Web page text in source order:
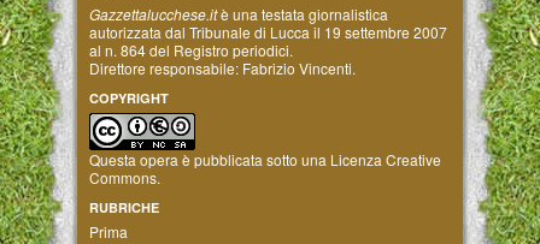
Gazzettalucchese.itè una testata giornalistica
autorizzata dal Tribunale di Lucca il 19 settembre 2007
al n. 864 del Registro periodici.
Direttore responsabile: Fabrizio Vincenti.
COPYRIGHT
Questa opera è pubblicata sotto una Licenza Creative
Commons.
RUBRICHE
Prima